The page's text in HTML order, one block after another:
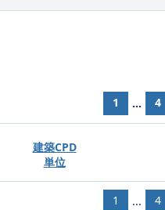
1 ... 4
建築CPD
単位
1 ... 4